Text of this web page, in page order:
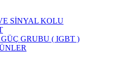
SİNYAL KOLU
GRUBU ( IGBT )